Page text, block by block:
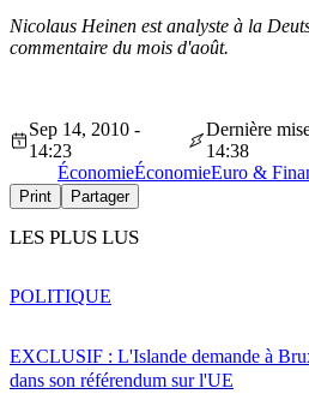
Nicolaus Heinen est analyste à la
commentaire du mois d'août.
Sep 14, 2010 -
14:23
Dernière
14:38
ÉconomieÉconomieEuro &
Print Partager
LES PLUS LUS
EXCLUSIF : L'Islande demande à
dans son référendum sur l'UE
POLITIQUE